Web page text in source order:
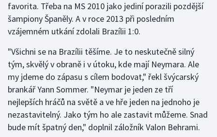
favorita. Třeba na MS 2010 jako jediní porazili pozdější
šampiony Španěly. A v roce 2013 při posledním
vzájemném utkání zdolali Brazílii 1:0.
"Všichni se na Brazílii těšíme. Je to neskutečně silný
tým, skvělý v obraně i v útoku, kde mají Neymara. Ale
my jdeme do zápasu s cílem bodovat," řekl švýcarský
brankář Yann Sommer. "Neymar je jeden ze tří
nejlepších hráčů na světě a ve hře jeden na jednoho je
nezastavitelný. Jako tým ho ale zastavit můžeme. Snad
bude mít špatný den," doplnil záložník Valon Behrami.